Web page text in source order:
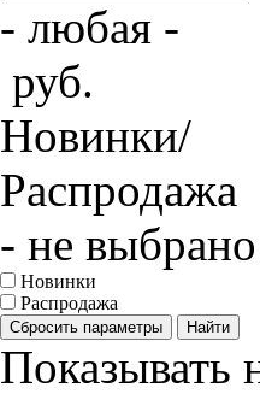
- любая -
руб.
Новинки/
Распродажа
- не
Новинки
Распродажа
Сбросить параметры Найти
Показывать